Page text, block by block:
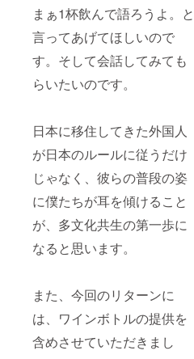
まぁ1杯飲んで語ろうよ。と
言ってあげてほしいので
す。そして会話してみても
らいたいのです。
日本に移住してきた外国人
が日本のルールに従うだけ
じゃなく、彼らの普段の姿
に僕たちが耳を傾けること
が、多文化共生の第一歩に
なると思います。
また、今回のリターンに
は、ワインボトルの提供を
含めさせていただきまし